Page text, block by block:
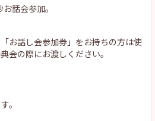
話会参加。
お話し会参加券」をお持ちの方は使
会の際にお渡しください。
。